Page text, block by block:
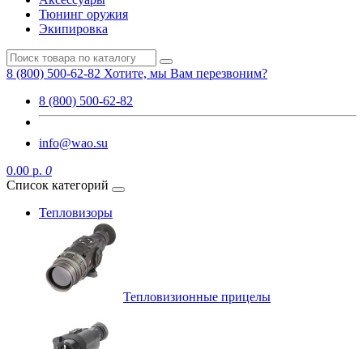
Тюнинг оружия
Экипировка
8 (800) 500-62-82 Хотите, мы Вам перезвоним?
8 (800) 500-62-82
info@wao.su
0.00 р. 0
Список категорий
Тепловизоры
Тепловизионные прицелы